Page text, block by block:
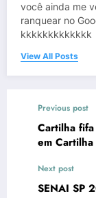
você ainda me
ranquear no
kkkkkkkkkkkkk
View All Posts
Previous post
Cartilha
em
Next post
SENAI SP